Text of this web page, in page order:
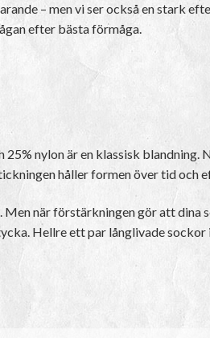
– men vi ser också en stark
efter bästa förmåga.
nylon är en klassisk blandning.
håller formen över tid och
när förstärkningen gör att dina
Hellre ett par långlivade sockor